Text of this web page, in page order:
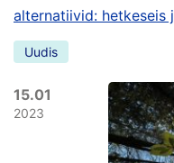
alternatiivid: hetkeseis
Uudis
15.01
2023